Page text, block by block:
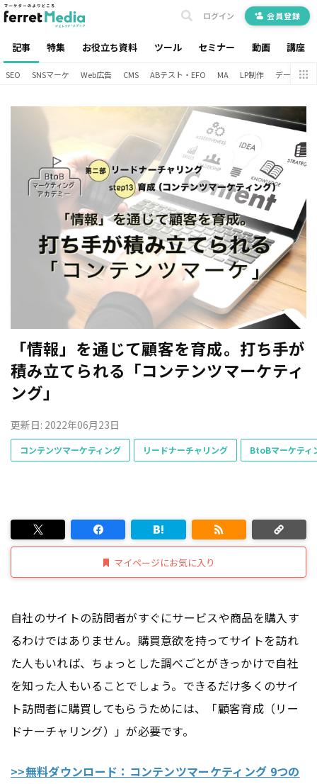
記事 特集 お役立ち資料 ツール セミナー 動画 講座
ログイン 会員登録
SEO SNSマーケ Web広告 CMS ABテスト・EFO MA LP制作 データ分析
「情報」を通じて顧客を育成。打ち手が
積み立てられる「コンテンツマーケティ
ング」
更新日: 2022年06月23日
コンテンツマーケティング リードナーチャリング BtoBマーケティ
マイページにお気に入り
自社のサイトの訪問者がすぐにサービスや商品を購入す
るわけではありません。購買意欲を持ってサイトを訪れ
た人もいれば、ちょっとした調べごとがきっかけで自社
を知った人もいることでしょう。できるだけ多くのサイ
ト訪問者に購買してもらうためには、「顧客育成（リー
ドナーチャリング）」が必要です。
>>無料ダウンロード：コンテンツマーケティング 9つの